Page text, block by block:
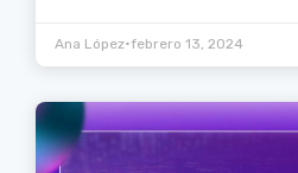
Ana López•febrero 13, 2024